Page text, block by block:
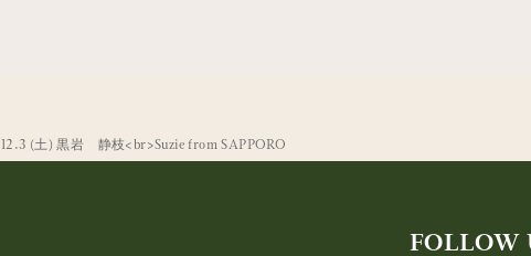
12.3 (土) 黒岩 静枝<br>Suzie from SAPPORO
FOLLOW